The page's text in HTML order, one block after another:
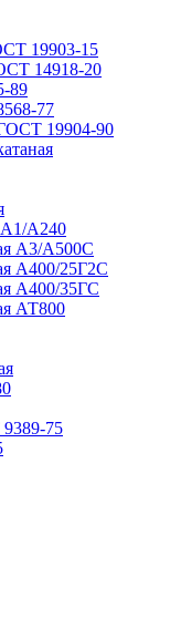
19903-15
14918-20
89
77
19904-90
А1/А240
А3/А500С
А400/25Г2С
А400/35ГС
АТ800
75